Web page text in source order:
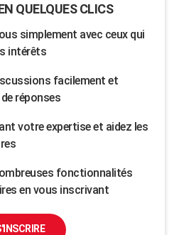
QUELQUES CLICS
simplement avec ceux qui
intérêts
facilement et
réponses
votre expertise et aidez les
fonctionnalités
en vous inscrivant